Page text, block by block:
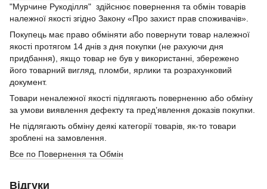
"Мурчине Рукоділля" здійснює повернення та обмін товарів
належної якості згідно Закону «Про захист прав споживачів».
Покупець має право обміняти або повернути товар належної
якості протягом 14 днів з дня покупки (не рахуючи дня
придбання), якщо товар не був у використанні, збережено
його товарний вигляд, пломби, ярлики та розрахунковий
документ.
Товари неналежної якості підлягають поверненню або обміну
за умови виявлення дефекту та пред’явлення доказів покупки.
Не підлягають обміну деякі категорії товарів, як-то товари
зроблені на замовлення.
Все по Повернення та Обмін
Відгуки